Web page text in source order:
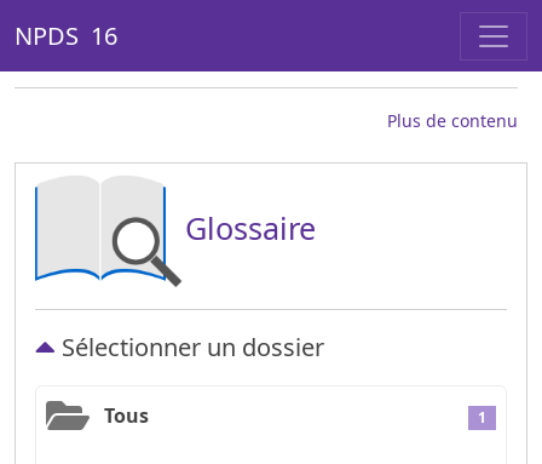
NPDS 16
Plus de contenu
Glossaire
Sélectionner un dossier
Tous 1